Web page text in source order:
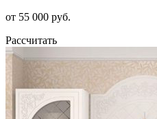
от 55 000 руб.
Рассчитать